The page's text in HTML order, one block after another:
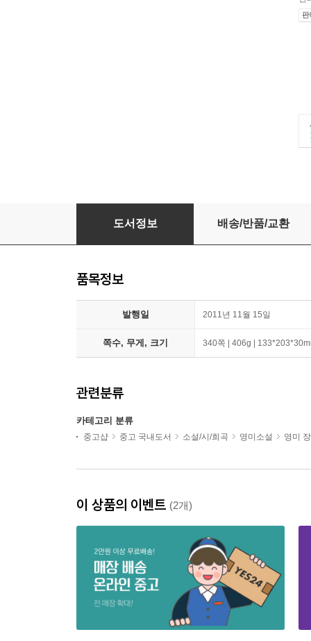
판
오기 마치의 모험 2
도서정보 배송/반품/교환
품목정보
발행일 2011년 11월 15일
쪽수, 무게, 크기 340쪽 | 406g |
관련분류
카테고리 분류
중고샵 중고 국내도서 소설/시/희곡 영미소설 영미
이 상품의 이벤트 (2개)